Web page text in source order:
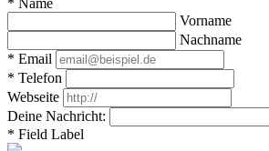
Vorname
Nachname
* Email
* Telefon
Webseite
Deine Nachricht:
* Field Label